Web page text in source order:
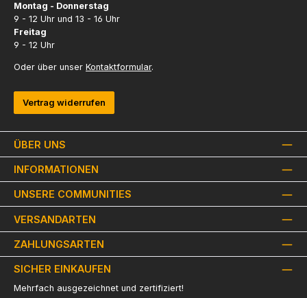
ÜBER UNS
INFORMATIONEN
Montag - Donnerstag
9 - 12 Uhr und 13 - 16 Uhr
Freitag
9 - 12 Uhr
Oder über unser Kontaktformular.
Vertrag widerrufen
UNSERE COMMUNITIES
VERSANDARTEN
ZAHLUNGSARTEN
SICHER EINKAUFEN
Mehrfach ausgezeichnet und zertifiziert!